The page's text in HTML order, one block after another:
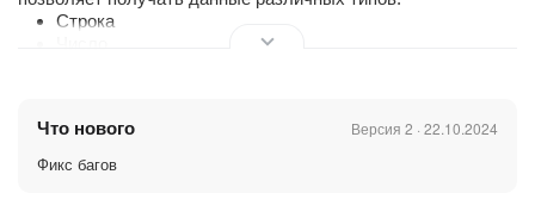
Строка
использовать разные методы аутентификации:
Basic Auth
Что нового Версия 2 · 22.10.2024
Фикс багов